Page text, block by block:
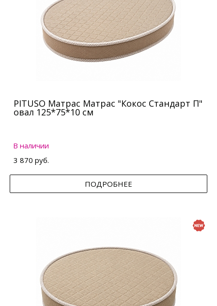
PITUSO Матрас Матрас "Кокос Стандарт П"
овал 125*75*10 см
В наличии
3 870 руб.
ПОДРОБНЕЕ